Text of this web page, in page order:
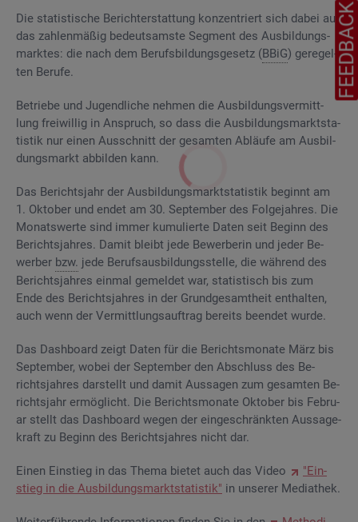
Die sta­tis­ti­sche Be­richt­erstat­tung kon­zen­triert sich dabei auf
das zah­len­mä­ßig be­deut­sams­te Seg­ment des Aus­bil­dungs­
mark­tes: die nach dem Be­rufs­bil­dungs­ge­setz (BBiG) ge­re­gel­
ten Be­ru­fe.
Be­trie­be und Ju­gend­li­che neh­men die Aus­bil­dungs­ver­mitt­
lung frei­wil­lig in An­spruch, so dass die Aus­bil­dungs­markt­sta­
tis­tik nur einen Aus­schnitt der ge­sam­ten Ab­läu­fe am Aus­bil­
dungs­markt ab­bil­den kann.
Das Be­richts­jahr der Aus­bil­dungs­markt­sta­tis­tik be­ginnt am
1. Ok­to­ber und endet am 30. Sep­tem­ber des Fol­ge­jah­res. Die
Mo­nats­wer­te sind immer ku­mu­lier­te Daten seit Be­ginn des
Be­richts­jah­res. Damit bleibt jede Be­wer­be­rin und jeder Be­
wer­ber bzw. jede Be­rufs­aus­bil­dungs­stel­le, die wäh­rend des
Be­richts­jah­res ein­mal ge­mel­det war, sta­tis­tisch bis zum
Ende des Be­richts­jah­res in der Grund­ge­samt­heit ent­hal­ten,
auch wenn der Ver­mitt­lungs­auf­trag be­reits be­en­det wurde.
Das Da­sh­board zeigt Daten für die Be­richts­mo­na­te März bis
Sep­tem­ber, wobei der Sep­tem­ber den Ab­schluss des Be­
richts­jah­res dar­stellt und damit Aus­sa­gen zum ge­sam­ten Be­
richts­jahr er­mög­licht. Die Be­richts­mo­na­te Ok­to­ber bis Fe­bru­
ar stellt das Da­sh­board wegen der ein­ge­schränk­ten Aus­sa­ge­
kraft zu Be­ginn des Be­richts­jah­res nicht dar.
Einen Ein­stieg in das Thema bie­tet auch das Video
"Ein­
stieg in die Aus­bil­dungs­markt­sta­tis­tik" in un­se­rer Me­dia­thek.
FEEDBACK